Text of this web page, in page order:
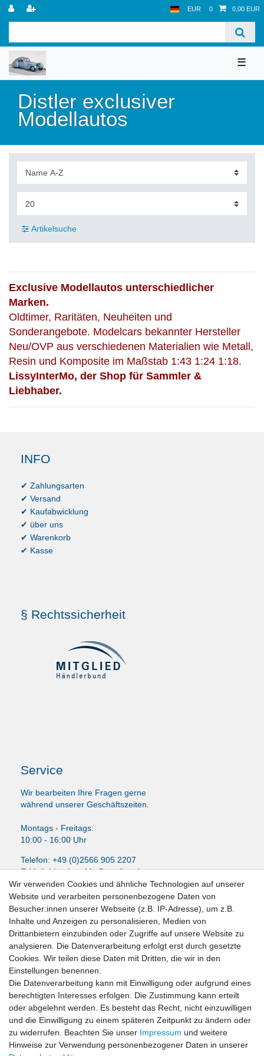
EUR 0 0,00 EUR
☰
Distler exclusiver
Modellautos
Artikelsuche
Exclusive Modellautos unterschiedlicher
Marken.
Oldtimer, Raritäten, Neuheiten und
Sonderangebote. Modelcars bekannter Hersteller
Neu/OVP aus verschiedenen Materialien wie Metall,
Resin und Komposite im Maßstab 1:43 1:24 1:18.
LissyInterMo, der Shop für Sammler &
Liebhaber.
INFO
✔ Zahlungsarten
✔ Versand
✔ Kaufabwicklung
✔ über uns
✔ Warenkorb
✔ Kasse
§ Rechtssicherheit
Service
Wir bearbeiten Ihre Fragen gerne
während unserer Geschäftszeiten.
Montags - Freitags:
10:00 - 16:00 Uhr
Telefon: +49 (0)2566 905 2207
E-Mail:LissyInterMo@t-online.de
News-Letter abonieren
VORNAME NACHNAME
E-MAIL **
Newsletter
Honig
Hiermit bestätige ich, dass ich dieDaten­schutz­erklärunggelesen habe. Meine
Einwilligung kann ich jederzeit widerrufen.**
Abonnieren
Wir verwenden Cookies und ähnliche Technologien auf unserer
Website und verarbeiten personenbezogene Daten von
Besucher:innen unserer Webseite (z.B. IP-Adresse), um z.B.
Inhalte und Anzeigen zu personalisieren, Medien von
Drittanbietern einzubinden oder Zugriffe auf unsere Website zu
analysieren. Die Datenverarbeitung erfolgt erst durch gesetzte
Cookies. Wir teilen diese Daten mit Dritten, die wir in den
Einstellungen benennen.
Die Datenverarbeitung kann mit Einwilligung oder aufgrund eines
berechtigten Interesses erfolgen. Die Zustimmung kann erteilt
oder abgelehnt werden. Es besteht das Recht, nicht einzuwilligen
und die Einwilligung zu einem späteren Zeitpunkt zu ändern oder
zu widerrufen. Beachten Sie unser Impressum und weitere
Hinweise zur Verwendung personenbezogener Daten in unserer